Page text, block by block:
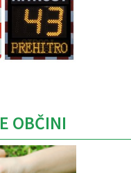
OBČINI